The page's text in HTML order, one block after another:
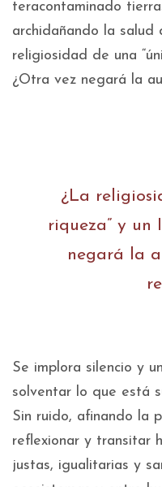
teracontaminado
archidañando la
religiosidad de una
¿Otra vez negará la
¿La
riqueza” y un
negará la
Se implora silencio y
solventar lo que está
Sin ruido, afinando la
reflexionar y transitar
justas, igualitarias y